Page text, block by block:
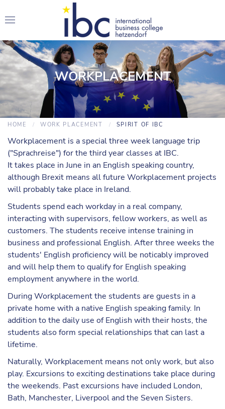
WORKPLACEMENT
HOME WORK PLACEMENT SPIRIT OF IBC
Workplacement is a special three week language trip
("Sprachreise") for the third year classes at IBC.
It takes place in June in an English speaking country,
although Brexit means all future Workplacement projects
will probably take place in Ireland.
Students spend each workday in a real company,
interacting with supervisors, fellow workers, as well as
customers. The students receive intense training in
business and professional English. After three weeks the
students' English proficiency will be noticably improved
and will help them to qualify for English speaking
employment anywhere in the world.
During Workplacement the students are guests in a
private home with a native English speaking family. In
addition to the daily use of English with their hosts, the
students also form special relationships that can last a
lifetime.
Naturally, Workplacement means not only work, but also
play. Excursions to exciting destinations take place during
the weekends. Past excursions have included London,
Bath, Manchester, Liverpool and the Seven Sisters.